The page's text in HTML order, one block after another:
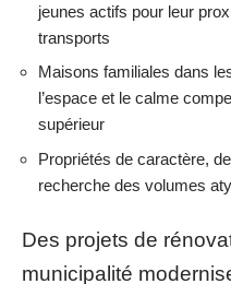
jeunes actifs pour leur
transports
Maisons familiales dans
l’espace et le calme
supérieur
Propriétés de caractère,
recherche des volumes
Des projets de
municipalité